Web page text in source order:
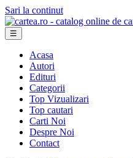
Sari la continut
☰
Acasa
Autori
Edituri
Categorii
Top Vizualizari
Top cautari
Carti Noi
Despre Noi
Contact